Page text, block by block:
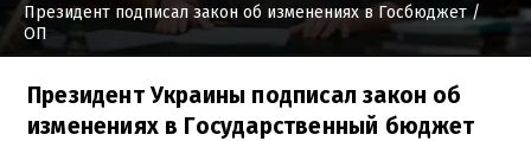
Президент подписал закон об изменениях в Госбюджет/
ОП
Президент Украины подписал закон об
изменениях в Государственный бюджет